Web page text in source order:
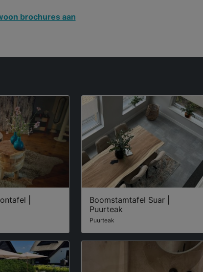
brochures aan
|
Boomstamtafel Suar |
Puurteak
Puurteak